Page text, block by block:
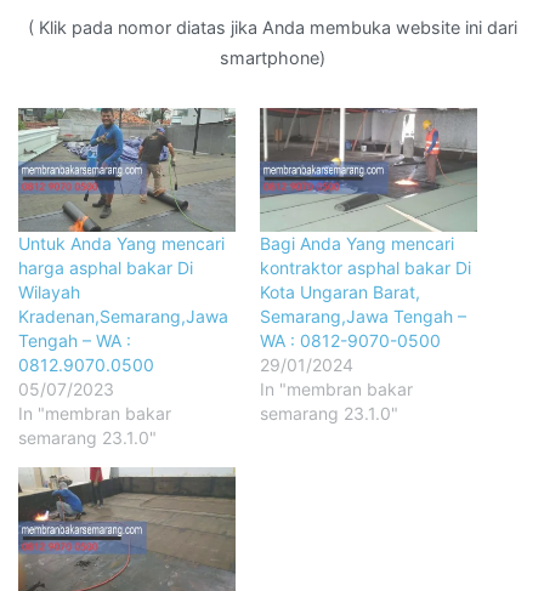
( Klik pada nomor diatas jika Anda membuka website ini dari
smartphone)
Untuk Anda Yang mencari
harga asphal bakar Di
Wilayah
Kradenan,Semarang,Jawa
Tengah – WA :
0812.9070.0500
05/07/2023
In "membran bakar
semarang 23.1.0"
Bagi Anda Yang mencari
kontraktor asphal bakar Di
Kota Ungaran Barat,
Semarang,Jawa Tengah –
WA : 0812-9070-0500
29/01/2024
In "membran bakar
semarang 23.1.0"